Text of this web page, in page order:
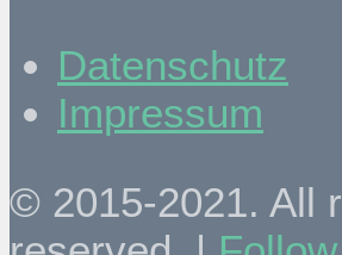
Datenschutz
Impressum
© 2015-2021. All